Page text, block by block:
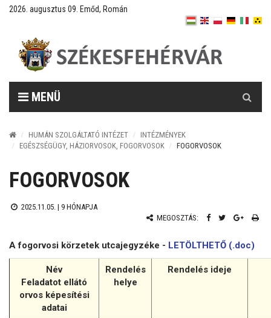
2026. augusztus 09. Emőd, Román
MENÜ
HUMÁN SZOLGÁLTATÓ INTÉZET
INTÉZMÉNYEK
EGÉSZSÉGÜGY, HÁZIORVOSOK, FOGORVOSOK
FOGORVOSOK
FOGORVOSOK
2025.11.05. | 9 HÓNAPJA
MEGOSZTÁS:
A fogorvosi körzetek utcajegyzéke - LETÖLTHETŐ (.doc)
Név
Feladatot ellátó
orvos képesítési
adatai
Rendelés
helye
Rendelés ideje